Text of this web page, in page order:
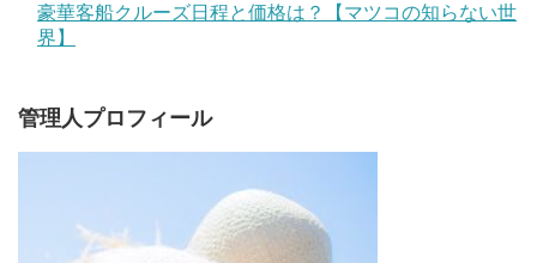
豪華客船クルーズ日程と価格は？【マツコの知らない世
界】
管理人プロフィール